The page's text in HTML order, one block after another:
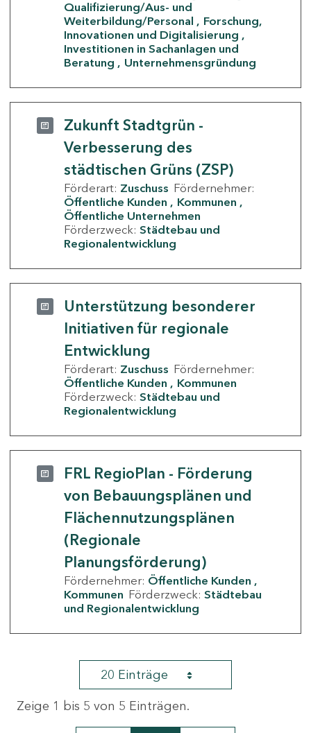
Qualifizierung/Aus- und
Weiterbildung/Personal
Forschung,
Innovationen und Digitalisierung
Investitionen in Sachanlagen und
Beratung
Unternehmensgründung
Zukunft Stadtgrün -
Verbesserung des
städtischen Grüns (ZSP)
Förderart: Zuschuss Fördernehmer:
Öffentliche Kunden
Kommunen
Öffentliche Unternehmen
Förderzweck: Städtebau und
Regionalentwicklung
Unterstützung besonderer
Initiativen für regionale
Entwicklung
Förderart: Zuschuss Fördernehmer:
Öffentliche Kunden
Kommunen
Förderzweck: Städtebau und
Regionalentwicklung
FRL RegioPlan - Förderung
von Bebauungsplänen und
Flächennutzungsplänen
(Regionale
Planungsförderung)
Fördernehmer: Öffentliche Kunden
Kommunen Förderzweck: Städtebau
und Regionalentwicklung
20 Einträge
Zeige 1 bis 5 von 5 Einträgen.